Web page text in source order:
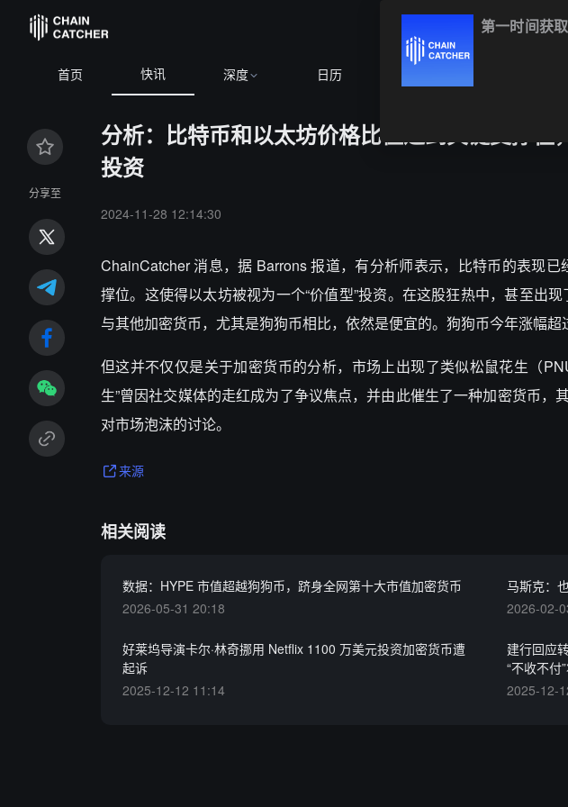
首页 快讯 深度 日历
分享至
分析：比特币和以太坊价格比值达到关键支撑位
投资
2024-11-28 12:14:30
ChainCatcher 消息，据 Barrons 报道，有分析师表示，比特币的表现
撑位。这使得以太坊被视为一个“价值型”投资。在这股狂热中，甚至出
与其他加密货币，尤其是狗狗币相比，依然是便宜的。狗狗币今年涨幅超
但这并不仅仅是关于加密货币的分析，市场上出现了类似松鼠花生（
生”曾因社交媒体的走红成为了争议焦点，并由此催生了一种加密货币，
对市场泡沫的讨论。
来源
相关阅读
数据：HYPE 市值超越狗狗币，跻身全网第十大市值加密货币
2026-05-31 20:18
马斯克：
2026-02-
好莱坞导演卡尔·林奇挪用 Netflix 1100 万美元投资加密货币遭
起诉
2025-12-12 11:14
建行回应
“不收不付
2025-12-
第一时间获